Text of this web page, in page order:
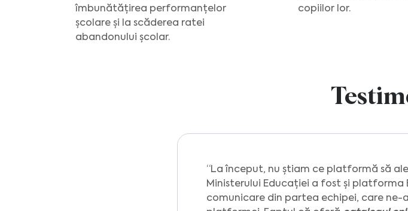
îmbunătățirea performanțelor
școlare și la scăderea ratei
abandonului școlar.
copiilor lor.
La început, nu știam ce platformă să
Ministerului Educației a fost și platforma
comunicare din partea echipei, care ne-